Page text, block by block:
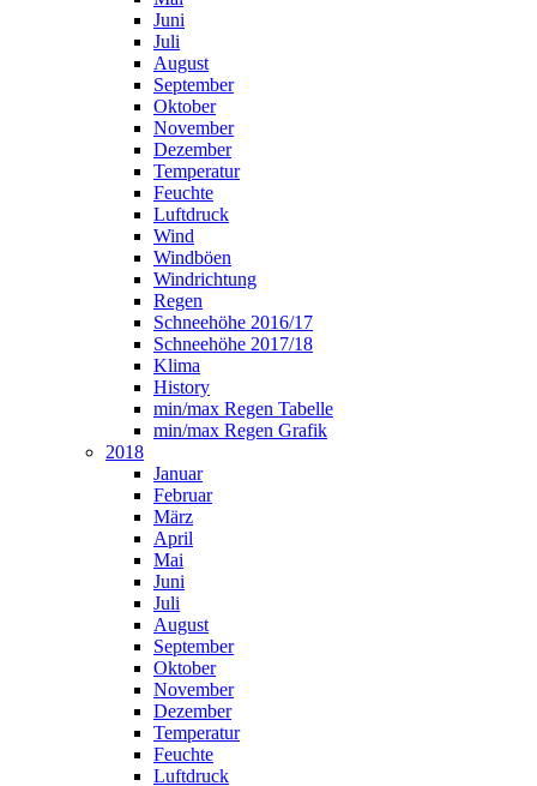
Juni
Juli
August
September
Oktober
November
Dezember
Temperatur
Feuchte
Luftdruck
Wind
Windböen
Windrichtung
Regen
Schneehöhe 2016/17
Schneehöhe 2017/18
Klima
History
min/max Regen Tabelle
min/max Regen Grafik
2018
Januar
Februar
März
April
Mai
Juni
Juli
August
September
Oktober
November
Dezember
Temperatur
Feuchte
Luftdruck